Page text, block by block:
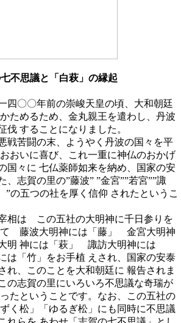
不思議と「白萩」の縁起
四〇〇年前の崇峻天皇の頃、大和朝廷
ためるため、金丸親王を遣わし、丹波
伐 することになりました。
戦苦闘の末、ようやく丹波の国々を平
おいに喜び、これ一重に神仏のおかげ
国々に 七仏薬師如来を納め、国家の安
、志賀の里の”藤波” ”金宮””若宮””諏
”の五つの社を厚く信仰 されたというこ
相は この五社の大明神に千日参りを
て 藤波大明神には「藤」 金宮大明神
明 神には「萩」 諏訪大明神には
は「竹」をお手植 えされ、国家の安泰
れ、このことを大和朝廷に 報告されま
の志賀の里にいろいろ不思議な奇瑞が
たということです。なお、この五社の
く松」「ゆるぎ松」にも同時に不思議